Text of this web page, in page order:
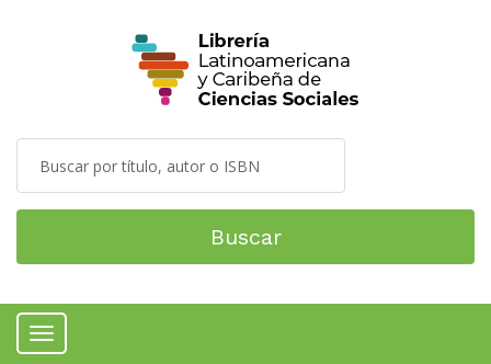
Buscar
Menú